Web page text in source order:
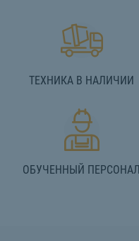
ТЕХНИКА В НАЛИЧИИ
ОБУЧЕННЫЙ ПЕРСОНАЛ